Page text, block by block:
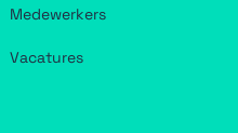
Medewerkers
Vacatures